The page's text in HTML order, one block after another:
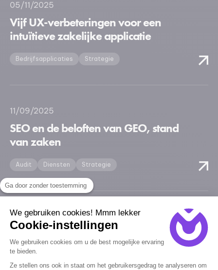
Ga door zonder toestemming
We gebruiken cookies! Mmm lekker
Cookie-instellingen
We gebruiken cookies om u de best mogelijke ervaring
te bieden.
Ze stellen ons ook in staat om het gebruikersgedrag te analyseren om
05/11/2025
Vijf UX-verbeteringen voor een
intuïtieve zakelijke applicatie
Bedrijfsapplicaties Strategie
11/09/2025
SEO en de beloften van GEO, stand
van zaken
Audit Diensten Strategie
17/06/2025
Een nieuwe whitepaper om uw
webprojecten beter te sturen –
binnenkort beschikbaar